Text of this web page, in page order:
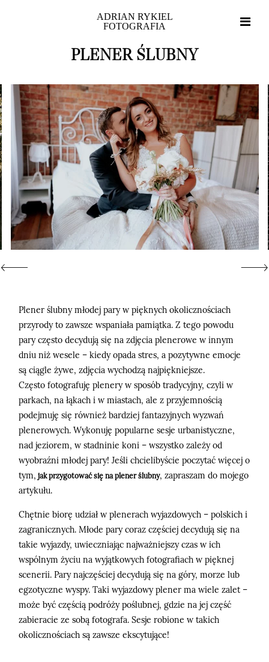
ADRIAN RYKIEL
FOTOGRAFIA
PLENER ŚLUBNY
Plener ślubny młodej pary w pięknych okolicznościach
przyrody to zawsze wspaniała pamiątka. Z tego powodu
pary często decydują się na zdjęcia plenerowe w innym
dniu niż wesele – kiedy opada stres, a pozytywne emocje
są ciągle żywe, zdjęcia wychodzą najpiękniejsze.
Często fotografuję plenery w sposób tradycyjny, czyli w
parkach, na łąkach i w miastach, ale z przyjemnością
podejmuję się również bardziej fantazyjnych wyzwań
plenerowych. Wykonuję popularne sesje urbanistyczne,
nad jeziorem, w stadninie koni – wszystko zależy od
wyobraźni młodej pary! Jeśli chcielibyście poczytać więcej o
tym, jak przygotować się na plener ślubny, zapraszam do mojego
artykułu.
Chętnie biorę udział w plenerach wyjazdowych – polskich i
zagranicznych. Młode pary coraz częściej decydują się na
takie wyjazdy, uwieczniając najważniejszy czas w ich
wspólnym życiu na wyjątkowych fotografiach w pięknej
scenerii. Pary najczęściej decydują się na góry, morze lub
egzotyczne wyspy. Taki wyjazdowy plener ma wiele zalet –
może być częścią podróży poślubnej, gdzie na jej część
zabieracie ze sobą fotografa. Sesje robione w takich
okolicznościach są zawsze ekscytujące!
Portfolio
O mnie
Blog
Strefa klienta
©2026 adrian rykiel fotografia